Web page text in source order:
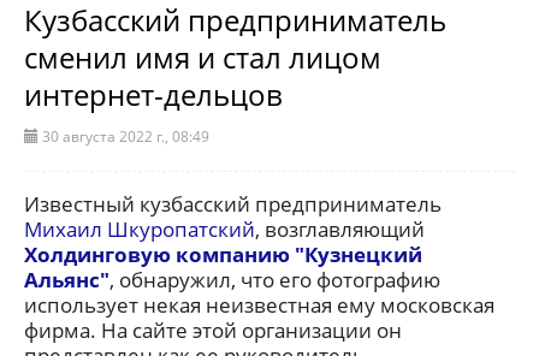
Кузбасский предприниматель
сменил имя и стал лицом
интернет-дельцов
30 августа 2022 г., 08:49
Известный кузбасский предприниматель
Михаил Шкуропатский, возглавляющий
Холдинговую компанию "Кузнецкий
Альянс", обнаружил, что его фотографию
использует некая неизвестная ему московская
фирма. На сайте этой организации он